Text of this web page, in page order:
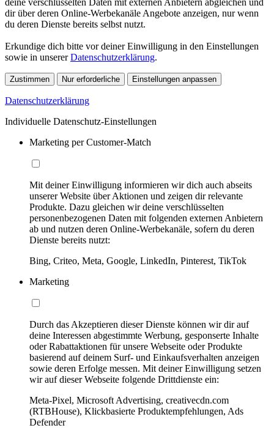
dir über deren Online-Werbekanäle Angebote anzeigen, nur wenn
du deren Dienste bereits selbst nutzt.
Erkundige dich bitte vor deiner Einwilligung in den Einstellungen
sowie in unsererDatenschutzerklärung.
Zustimmen Nur erforderliche Einstellungen anpassen
Datenschutzerklärung
Individuelle Datenschutz-Einstellungen
Marketing per Customer-Match
Mit deiner Einwilligung informieren wir dich auch abseits
unserer Website über Aktionen und zeigen dir relevante
Produkte. Dazu gleichen wir deine verschlüsselten
personenbezogenen Daten mit folgenden externen Anbietern
ab und nutzen deren Online-Werbekanäle, sofern du deren
Dienste bereits nutzt:
Bing, Criteo, Meta, Google, LinkedIn, Pinterest, TikTok
Marketing
Durch das Akzeptieren dieser Dienste können wir dir auf
deine Interessen abgestimmte Werbung, gesponserte Inhalte
oder Rabattaktionen für unsere Webseite oder Produkte
basierend auf deinem Surf- und Einkaufsverhalten anzeigen
sowie deren Erfolge messen. Mit deiner Einwilligung setzen
wir auf dieser Webseite folgende Drittdienste ein:
Meta-Pixel, Microsoft Advertising, creativecdn.com
(RTBHouse), Klickbasierte Produktempfehlungen, Ads
Defender